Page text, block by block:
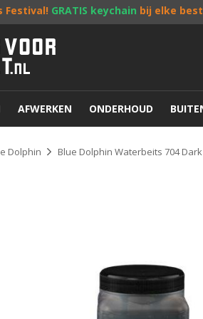
Festival! GRATIS keychain bij elke
AFWERKEN ONDERHOUD
Dolphin Blue Dolphin Waterbeits 704